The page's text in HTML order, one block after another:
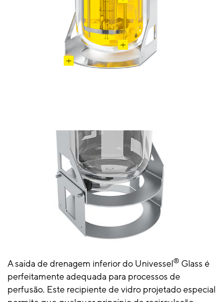
A saída de drenagem inferior do Univessel® Glass é
perfeitamente adequada para processos de
perfusão. Este recipiente de vidro projetado especial